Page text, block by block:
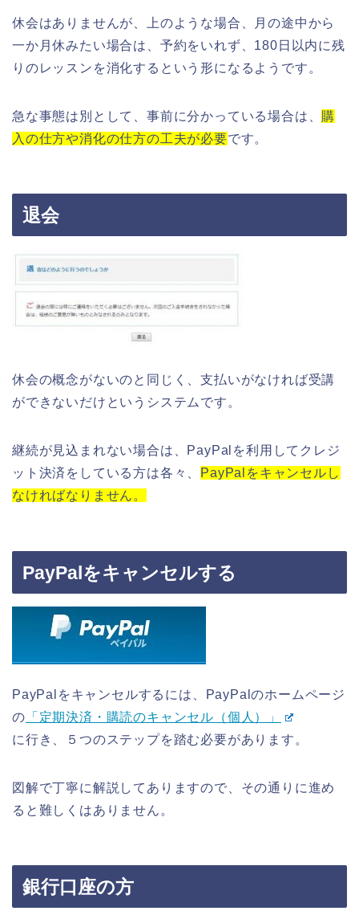
休会はありませんが、上のような場合、月の途中から
一か月休みたい場合は、予約をいれず、180日以内に残
りのレッスンを消化するという形になるようです。
急な事態は別として、事前に分かっている場合は、 購
入の仕方や消化の仕方の工夫が必要です。
退会
休会の概念がないのと同じく、支払いがなければ受講
ができないだけというシステムです。
継続が見込まれない場合は、PayPalを利用してクレジ
ット決済をしている方は各々、
PayPalをキャンセルし
なければなりません。
PayPalをキャンセルする
PayPalをキャンセルするには、PayPalのホームページ
の 「定期決済・購読のキャンセル（個人）」
に行き、５つのステップを踏む必要があります。
図解で丁寧に解説してありますので、その通りに進め
ると難しくはありません。
銀行口座の方